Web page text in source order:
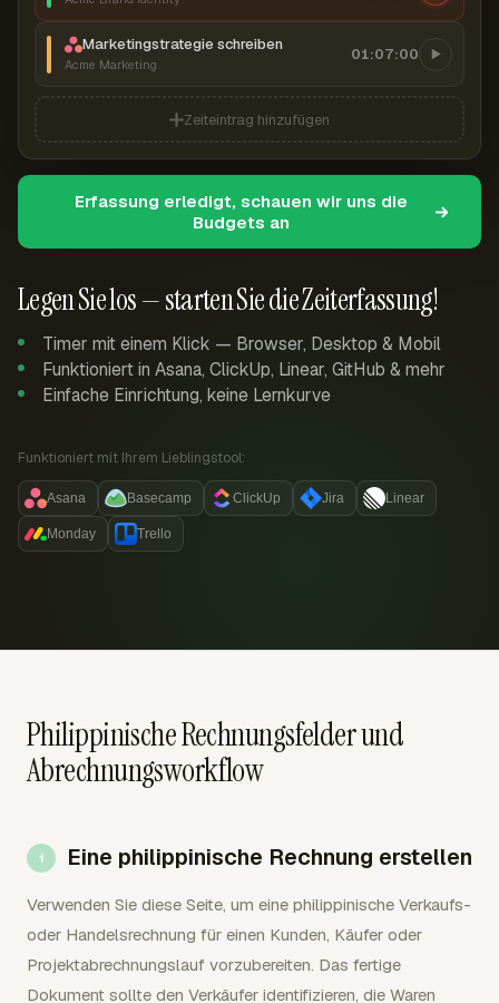
Legen Sie los — starten Sie die Zeiterfassung!
Timer mit einem Klick — Browser, Desktop & Mobil
Funktioniert in Asana, ClickUp, Linear, GitHub & mehr
Einfache Einrichtung, keine Lernkurve
Funktioniert mit Ihrem Lieblingstool:
Asana Basecamp ClickUp Jira Linear
Monday Trello
Marketingstrategie schreiben
Acme Marketing
01:07:00
Zeiteintrag hinzufügen
Erfassung erledigt, schauen wir uns die
Budgets an
Philippinische Rechnungsfelder und
Abrechnungsworkflow
Eine philippinische Rechnung erstellen
Verwenden Sie diese Seite, um eine philippinische Verkaufs-
oder Handelsrechnung für einen Kunden, Käufer oder
Projektabrechnungslauf vorzubereiten. Das fertige
Dokument sollte den Verkäufer identifizieren, die Waren